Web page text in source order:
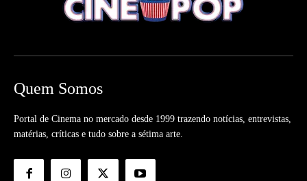
Quem Somos
Portal de Cinema no mercado desde 1999 trazendo notícias, entrevistas,
matérias, críticas e tudo sobre a sétima arte.